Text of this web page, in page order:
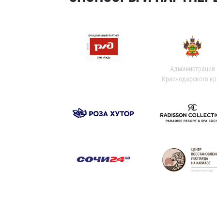
Администрация
Краснодарского